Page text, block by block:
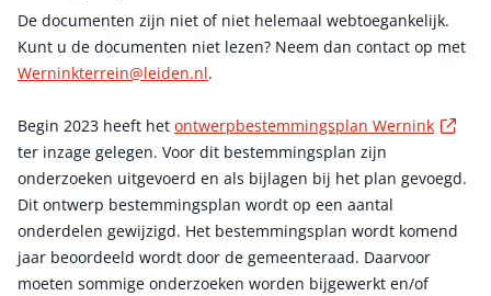
De documenten zijn niet of niet helemaal webtoegankelijk.
Kunt u de documenten niet lezen? Neem dan contact op met
Werninkterrein@leiden.nl.
Begin 2023 heeft het ontwerpbestemmingsplan Wernink
ter inzage gelegen. Voor dit bestemmingsplan zijn
onderzoeken uitgevoerd en als bijlagen bij het plan gevoegd.
Dit ontwerp bestemmingsplan wordt op een aantal
onderdelen gewijzigd. Het bestemmingsplan wordt komend
jaar beoordeeld wordt door de gemeenteraad. Daarvoor
moeten sommige onderzoeken worden bijgewerkt en/of